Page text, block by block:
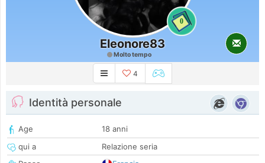
0
Eleonore83
Molto tempo
4
Identità personale
Age
18 anni
qui a
Relazione seria